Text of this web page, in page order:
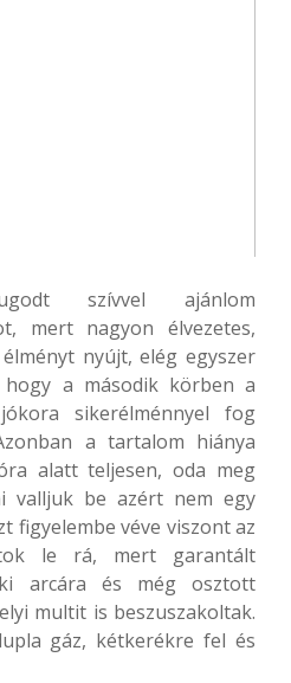
szívvel ajánlom
mert nagyon élvezetes,
nyújt, elég egyszer
a második körben a
sikerélménnyel fog
a tartalom hiánya
alatt teljesen, oda meg
valljuk be azért nem egy
figyelembe véve viszont az
le rá, mert garantált
arcára és még osztott
multit is beszuszakoltak.
gáz, kétkerékre fel és